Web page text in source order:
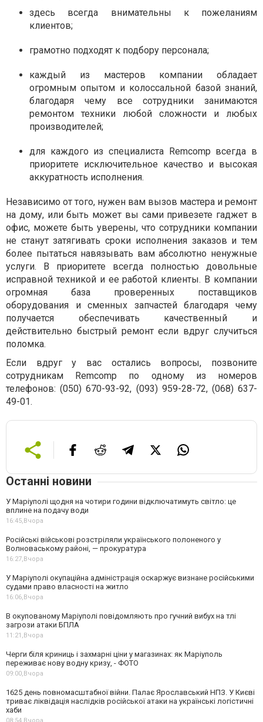
здесь всегда внимательны к пожеланиям
клиентов;
грамотно подходят к подбору персонала;
каждый из мастеров компании обладает
огромным опытом и колоссальной базой знаний,
благодаря чему все сотрудники занимаются
ремонтом техники любой сложности и любых
производителей;
для каждого из специалиста Remcomp всегда в
приоритете исключительное качество и высокая
аккуратность исполнения.
Независимо от того, нужен вам вызов мастера и ремонт
на дому, или быть может вы сами привезете гаджет в
офис, можете быть уверены, что сотрудники компании
не станут затягивать сроки исполнения заказов и тем
более пытаться навязывать вам абсолютно ненужные
услуги. В приоритете всегда полностью довольные
исправной техникой и ее работой клиенты. В компании
огромная база проверенных поставщиков
оборудования и сменных запчастей благодаря чему
получается обеспечивать качественный и
действительно быстрый ремонт если вдруг случиться
поломка.
Если вдруг у вас остались вопросы, позвоните
сотрудникам Remcomp по одному из номеров
телефонов: (050) 670-93-92, (093) 959-28-72, (068) 637-
49-01.
Останні новини
У Маріуполі щодня на чотири години відключатимуть світло: це
вплине на подачу води
16:45,Вчора
Російські військові розстріляли українського полоненого у
Волноваському районі, — прокуратура
16:27,Вчора
У Маріуполі окупаційна адміністрація оскаржує визнане російськими
судами право власності на житло
16:06,Вчора
В окупованому Маріуполі повідомляють про гучний вибух на тлі
загрози атаки БПЛА
11:21,Вчора
Черги біля криниць і захмарні ціни у магазинах: як Маріуполь
переживає нову водну кризу, - ФОТО
09:00,Вчора
1625 день повномасштабної війни. Палає Ярославський НПЗ. У Києві
триває ліквідація наслідків російської атаки на українські логістичні
хаби
08:54,Вчора